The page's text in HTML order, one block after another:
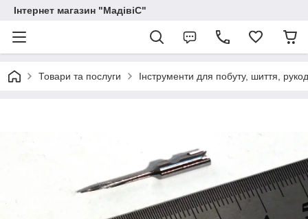
Інтернет магазин "МадівіС"
Товари та послуги Інструменти для побуту, шиття,